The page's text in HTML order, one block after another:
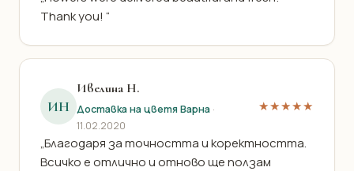
Thank you! “
ИН
Ивелина Н.
Доставка на цветя Варна ·
11.02.2020
★★★★★
„Благодаря за точността и коректността.
Всичко е отлично и отново ще ползам